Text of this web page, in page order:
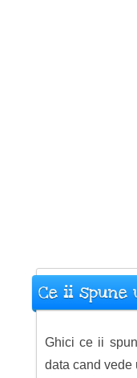
Ce ii
Ghici ce ii
data cand vede